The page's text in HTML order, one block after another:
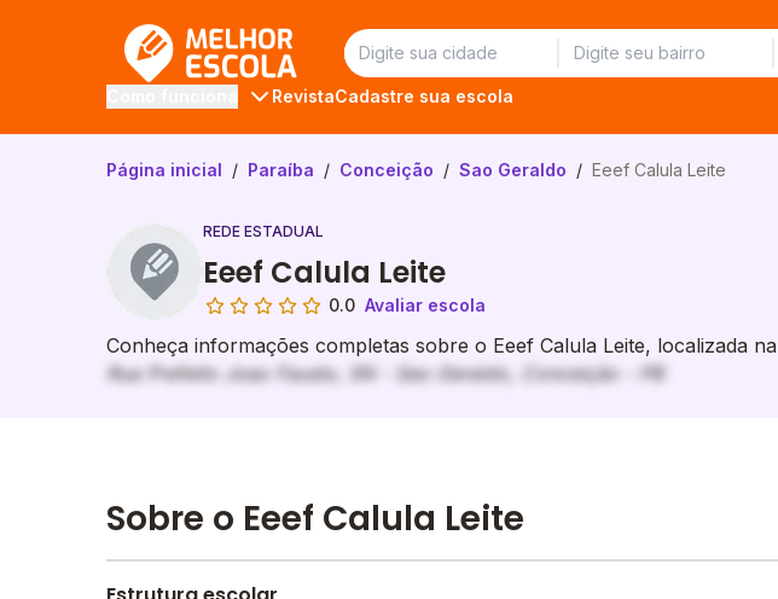
RevistaCadastre sua escola
Página inicial / Paraíba / Conceição / Sao Geraldo / Eeef Calula Leite
REDE ESTADUAL
Eeef Calula Leite
0.0 Avaliar escola
Conheça informações completas sobre o Eeef Calula Leite, localizada na
Rua Prefeito Joao Fausto, SN - Sao Geraldo, Conceição - PB
Sobre o Eeef Calula Leite